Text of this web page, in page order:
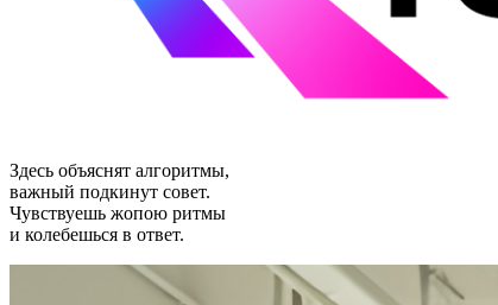
Здесь объяснят алгоритмы,
важный подкинут совет.
Чувствуешь жопою ритмы
и колебешься в ответ.